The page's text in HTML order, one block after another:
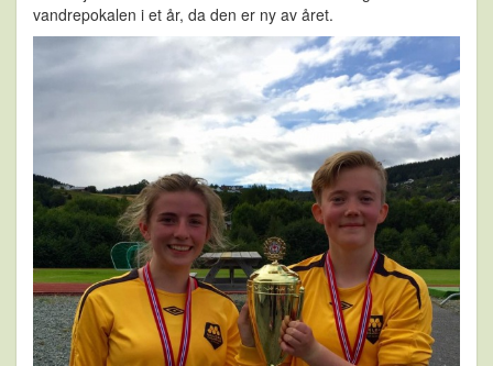
vandrepokalen i et år, da den er ny av året.